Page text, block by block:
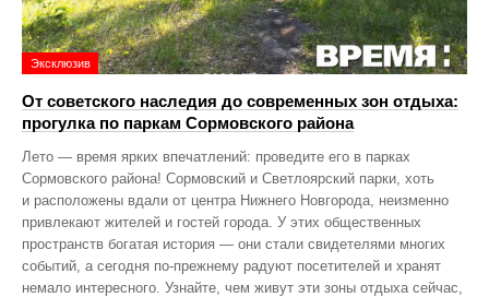
Эксклюзив
От советского наследия до современных зон отдыха:
прогулка по паркам Сормовского района
Лето — время ярких впечатлений: проведите его в парках
Сормовского района! Сормовский и Светлоярский парки, хоть
и расположены вдали от центра Нижнего Новгорода, неизменно
привлекают жителей и гостей города. У этих общественных
пространств богатая история — они стали свидетелями многих
событий, а сегодня по‑прежнему радуют посетителей и хранят
немало интересного. Узнайте, чем живут эти зоны отдыха сейчас,